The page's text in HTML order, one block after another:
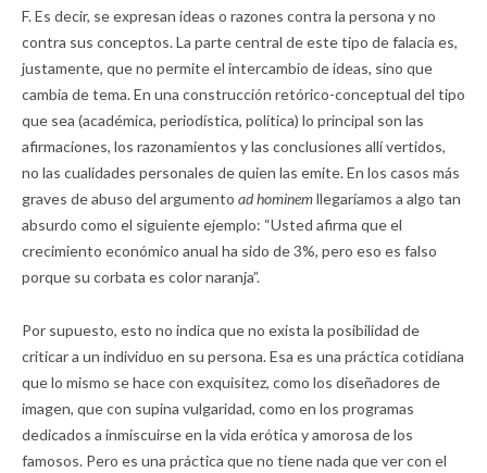
F. Es decir, se expresan ideas o razones contra la persona y no
contra sus conceptos. La parte central de este tipo de falacia es,
justamente, que no permite el intercambio de ideas, sino que
cambia de tema. En una construcción retórico-conceptual del tipo
que sea (académica, periodística, política) lo principal son las
afirmaciones, los razonamientos y las conclusiones allí vertidos,
no las cualidades personales de quien las emite. En los casos más
graves de abuso del argumento ad hominemllegaríamos a algo tan
absurdo como el siguiente ejemplo: “Usted afirma que el
crecimiento económico anual ha sido de 3%, pero eso es falso
porque su corbata es color naranja”.
Por supuesto, esto no indica que no exista la posibilidad de
criticar a un individuo en su persona. Esa es una práctica cotidiana
que lo mismo se hace con exquisitez, como los diseñadores de
imagen, que con supina vulgaridad, como en los programas
dedicados a inmiscuirse en la vida erótica y amorosa de los
famosos. Pero es una práctica que no tiene nada que ver con el